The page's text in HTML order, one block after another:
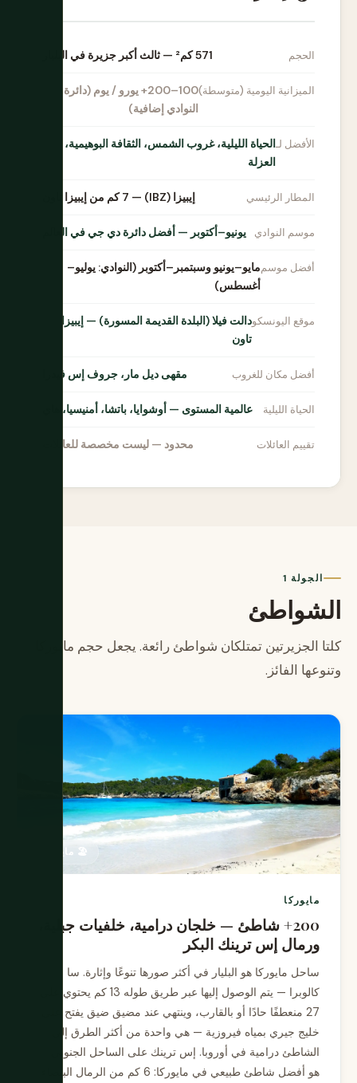
الحجم 571 كم² — ثالث أكبر جزيرة في البليار
الميزانية اليومية (متوسطة)
100–200+ يورو / يوم (دائرة
النوادي إضافية)
الأفضل لـ الحياة الليلية، غروب الشمس، الثقافة البوهيمية،
العزلة
المطار الرئيسي إيبيزا (IBZ) — 7 كم من إيبيزا تاون
موسم النوادي يونيو–أكتوبر — أفضل دائرة دي جي في العالم
أفضل موسممايو–يونيو وسبتمبر–أكتوبر (النوادي: يوليو–
أغسطس)
موقع اليونسكودالت فيلا (البلدة القديمة المسورة) — إيبيزا
تاون
أفضل مكان للغروب مقهى ديل مار، جروف إس فيدرا
الحياة الليلية عالمية المستوى — أوشوايا، باتشا، أمنيسيا، هاي
تقييم العائلات محدود — ليست مخصصة للعائلات
الجولة 1
الشواطئ
كلتا الجزيرتين تمتلكان شواطئ رائعة. يجعل حجم مايوركا
وتنوعها الفائز.
🏖️ مايوركا
مايوركا
200+ شاطئ — خلجان درامية، خلفيات جبلية،
ورمال إس ترينك البكر
ساحل مايوركا هو البليار في أكثر صورها تنوعًا وإثارة. سا
كالوبرا — يتم الوصول إليها عبر طريق طوله 13 كم يحتوي على
27 منعطفًا حادًا أو بالقارب، وينتهي عند مضيق ضيق يفتح على
خليج جيري بمياه فيروزية — هي واحدة من أكثر الطرق إلى
الشاطئ درامية في أوروبا. إس ترينك على الساحل الجنوبي
هو أفضل شاطئ طبيعي في مايوركا: 6 كم من الرمال البيضاء